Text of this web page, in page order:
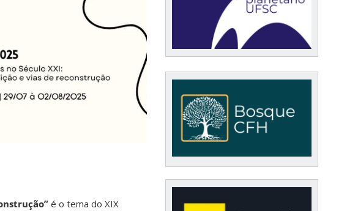
é o tema do XIX